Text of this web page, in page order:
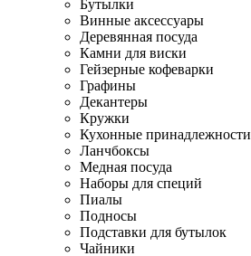
Бутылки
Винные аксессуары
Деревянная посуда
Камни для виски
Гейзерные кофеварки
Графины
Декантеры
Кружки
Кухонные принадлежности
Ланчбоксы
Медная посуда
Наборы для специй
Пиалы
Подносы
Подставки для бутылок
Чайники